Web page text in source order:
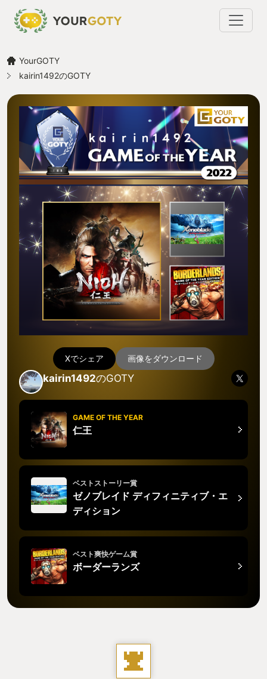
YourGOTY
kairin1492のGOTY
Xでシェア 画像をダウンロード
kairin1492のGOTY
GAME OF THE YEAR
仁王
ベストストーリー賞
ゼノブレイド ディフィニティブ・エ
ディション
ベスト爽快ゲーム賞
ボーダーランズ